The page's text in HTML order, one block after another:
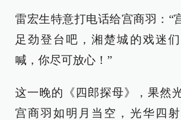
雷宏生特意打电话给宫商羽：“
足劲登台吧，湘楚城的戏迷
喊，你尽可放心！”
这一晚的《四郎探母》，果然
宫商羽如明月当空，光华四